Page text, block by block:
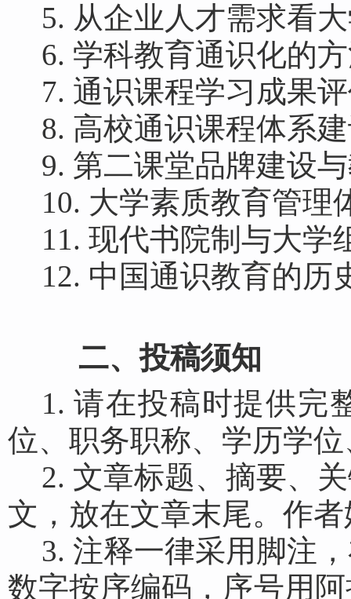
5. 从企业人才需求看
6. 学科教育通识化的
7. 通识课程学习成果
8. 高校通识课程体系
9. 第二课堂品牌建设
10. 大学素质教育管理
11. 现代书院制与大学
12. 中国通识教育的历
二、投稿须知
1. 请在投稿时提供完
位、职务职称、学历学
2. 文章标题、摘要、
文，放在文章末尾。作
3. 注释一律采用脚注
数字按序编码，序号用